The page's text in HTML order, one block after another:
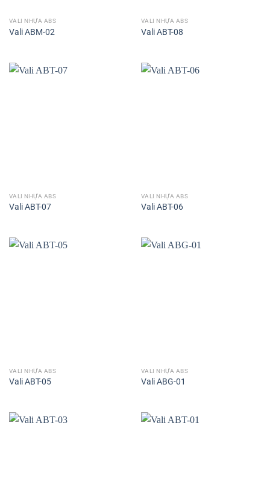
VALI NHỰA ABS
Vali ABM-02
VALI NHỰA ABS
Vali ABT-08
VALI NHỰA ABS
Vali ABT-07
VALI NHỰA ABS
Vali ABT-06
VALI NHỰA ABS
Vali ABT-05
VALI NHỰA ABS
Vali ABG-01